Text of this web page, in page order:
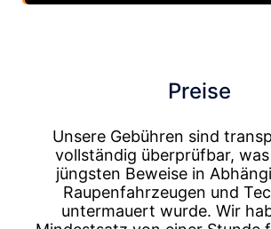
Preise
Unsere Gebühren sind
vollständig überprüfbar,
jüngsten Beweise in
Raupenfahrzeugen und
untermauert wurde. Wir